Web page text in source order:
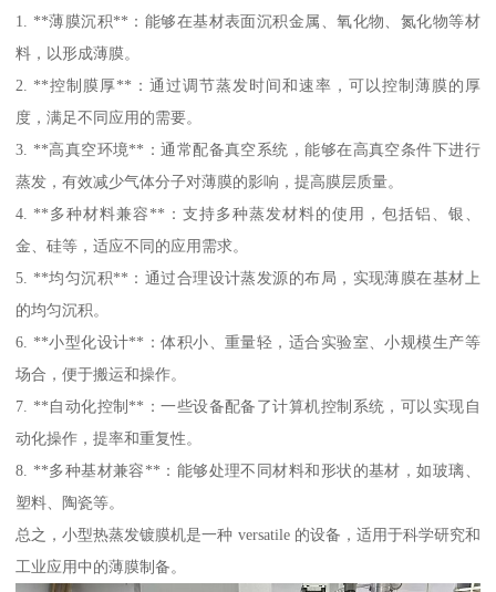
1. **薄膜沉积**：能够在基材表面沉积金属、氧化物、氮化物等材
料，以形成薄膜。
2. **控制膜厚**：通过调节蒸发时间和速率，可以控制薄膜的厚
度，满足不同应用的需要。
3. **高真空环境**：通常配备真空系统，能够在高真空条件下进行
蒸发，有效减少气体分子对薄膜的影响，提高膜层质量。
4. **多种材料兼容**：支持多种蒸发材料的使用，包括铝、银、
金、硅等，适应不同的应用需求。
5. **均匀沉积**：通过合理设计蒸发源的布局，实现薄膜在基材上
的均匀沉积。
6. **小型化设计**：体积小、重量轻，适合实验室、小规模生产等
场合，便于搬运和操作。
7. **自动化控制**：一些设备配备了计算机控制系统，可以实现自
动化操作，提率和重复性。
8. **多种基材兼容**：能够处理不同材料和形状的基材，如玻璃、
塑料、陶瓷等。
总之，小型热蒸发镀膜机是一种 versatile 的设备，适用于科学研究和
工业应用中的薄膜制备。